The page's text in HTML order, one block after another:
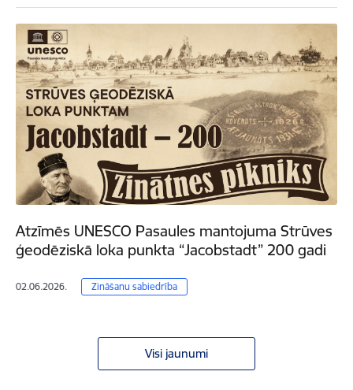
Atzīmēs UNESCO Pasaules mantojuma Strūves
ģeodēziskā loka punkta “Jacobstadt” 200 gadi
02.06.2026. Zināšanu sabiedrība
Visi jaunumi